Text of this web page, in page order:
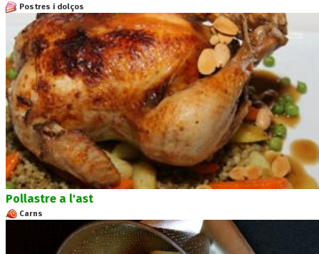
Postres i dolços
Pollastre a l'ast
Carns